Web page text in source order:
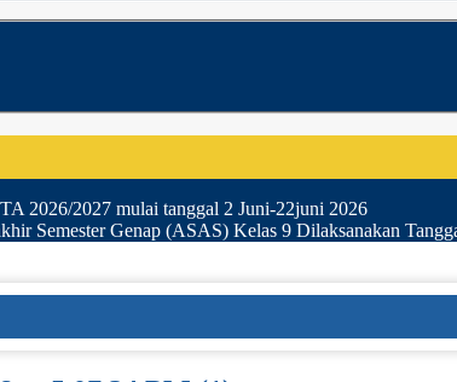
2026/2027 mulai tanggal 2 Juni-22juni 2026
Semester Genap (ASAS) Kelas 9 Dilaksanakan